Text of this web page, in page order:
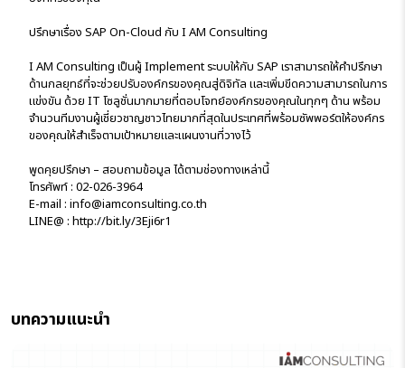
ปรึกษาเรื่อง SAP On-Cloud กับ I AM Consulting
I AM Consulting เป็นผู้ Implement ระบบให้กับ SAP เราสามารถให้คำปรึกษา
ด้านกลยุทธ์ที่จะช่วยปรับองค์กรของคุณสู่ดิจิทัล และเพิ่มขีดความสามารถในการ
แข่งขัน ด้วย IT โซลูชั่นมากมายที่ตอบโจทย์องค์กรของคุณในทุกๆ ด้าน พร้อม
จำนวนทีมงานผู้เชี่ยวชาญชาวไทยมากที่สุดในประเทศที่พร้อมซัพพอร์ตให้องค์กร
ของคุณให้สำเร็จตามเป้าหมายและแผนงานที่วางไว้
พูดคุยปรึกษา – สอบถามข้อมูล ได้ตามช่องทางเหล่านี้
โทรศัพท์ : 02-026-3964
E-mail : info@iamconsulting.co.th
LINE@ : http://bit.ly/3Eji6r1
บทความแนะนำ